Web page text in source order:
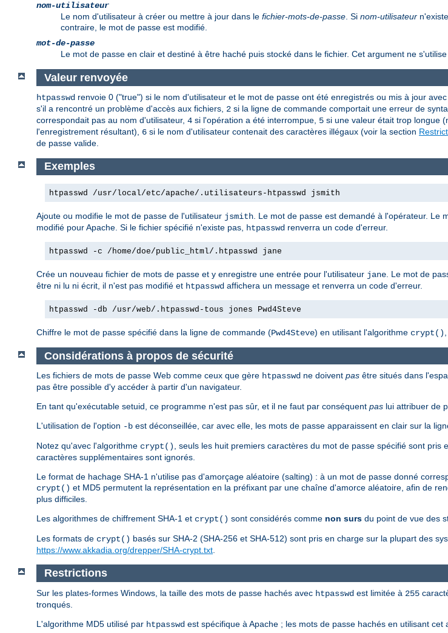
nom-utilisateur
Le nom d'utilisateur à créer ou mettre à jour dans le fichier-mots-de-passe . Si nom-utilisateur
contraire, le mot de passe est modifié.
mot-de-passe
Le mot de passe en clair et destiné à être haché puis stocké dans le fichier. Cet argument ne
Valeur renvoyée
htpasswd renvoie 0 ("true") si le nom d'utilisateur et le mot de passe ont été enregistrés ou mis à jour
s'il a rencontré un problème d'accès aux fichiers, 2 si la ligne de commande comportait une erreur de
correspondait pas au nom d'utilisateur, 4 si l'opération a été interrompue, 5 si une valeur était trop longue
l'enregistrement résultant), 6 si le nom d'utilisateur contenait des caractères illégaux (voir la section
de passe valide.
Exemples
htpasswd /usr/local/etc/apache/.utilisateurs-htpasswd jsmith
Ajoute ou modifie le mot de passe de l'utilisateur jsmith . Le mot de passe est demandé à l'opérateur.
modifié pour Apache. Si le fichier spécifié n'existe pas,
htpasswd renverra un code d'erreur.
htpasswd -c /home/doe/public_html/.htpasswd jane
Crée un nouveau fichier de mots de passe et y enregistre une entrée pour l'utilisateur jane . Le mot de
être ni lu ni écrit, il n'est pas modifié et htpasswd affichera un message et renverra un code d'erreur.
htpasswd -db /usr/web/.htpasswd-tous jones Pwd4Steve
Chiffre le mot de passe spécifié dans la ligne de commande (Pwd4Steve) en utilisant l'algorithme crypt()
Considérations à propos de sécurité
Les fichiers de mots de passe Web comme ceux que gère htpasswd ne doivent pas être situés dans
pas être possible d'y accéder à partir d'un navigateur.
En tant qu'exécutable setuid, ce programme n'est pas sûr, et il ne faut par conséquent pas lui attribuer de
L'utilisation de l'option -b est déconseillée, car avec elle, les mots de passe apparaissent en clair sur la
Notez qu'avec l'algorithme crypt(), seuls les huit premiers caractères du mot de passe spécifié sont pris
caractères supplémentaires sont ignorés.
Le format de hachage SHA-1 n'utilise pas d'amorçage aléatoire (salting) : à un mot de passe donné
crypt() et MD5 permutent la représentation en la préfixant par une chaîne d'amorce aléatoire, afin de
plus difficiles.
Les algorithmes de chiffrement SHA-1 et crypt() sont considérés comme non surs du point de vue des
Les formats de crypt() basés sur SHA-2 (SHA-256 et SHA-512) sont pris en charge sur la plupart des
https://www.akkadia.org/drepper/SHA-crypt.txt.
Restrictions
Sur les plates-formes Windows, la taille des mots de passe hachés avec htpasswd est limitée à 255
tronqués.
L'algorithme MD5 utilisé par htpasswd est spécifique à Apache ; les mots de passe hachés en utilisant